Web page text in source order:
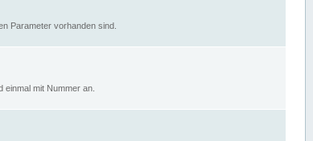
Parameter vorhanden sind.
einmal mit Nummer an.